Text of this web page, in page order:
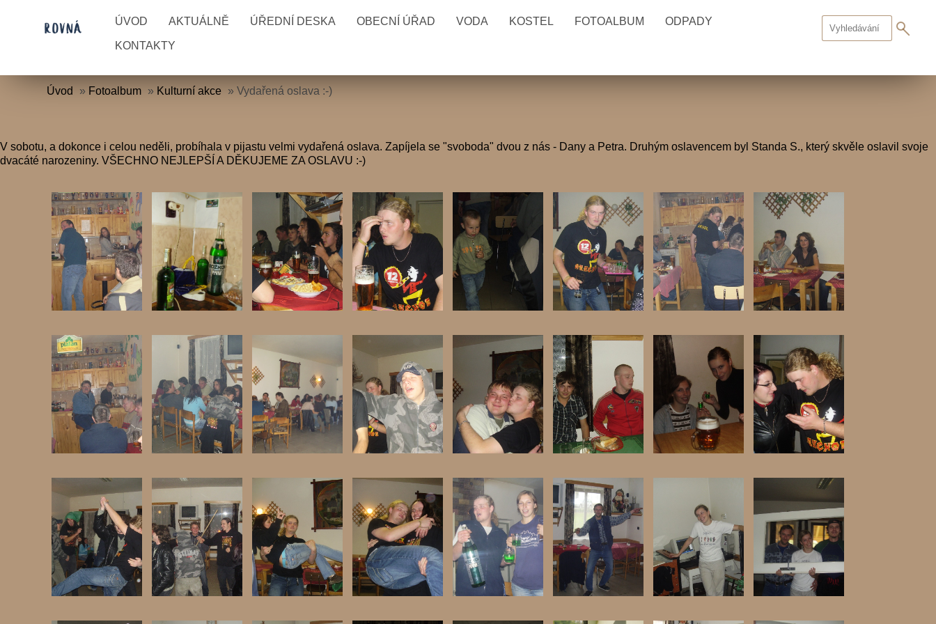
ÚVOD AKTUÁLNĚ ÚŘEDNÍ DESKA OBECNÍ ÚŘAD VODA KOSTEL FOTOALBUM ODPADY
KONTAKTY
Úvod » Fotoalbum » Kulturní akce »Vydařená oslava :-)
V sobotu, a dokonce i celou neděli, probíhala v pijastu velmi vydařená oslava. Zapíjela se "svoboda" dvou z nás - Dany a Petra. Druhým oslavencem byl Standa S., který skvěle oslavil svoje
dvacáté narozeniny. VŠECHNO NEJLEPŠÍ A DĚKUJEME ZA OSLAVU :-)